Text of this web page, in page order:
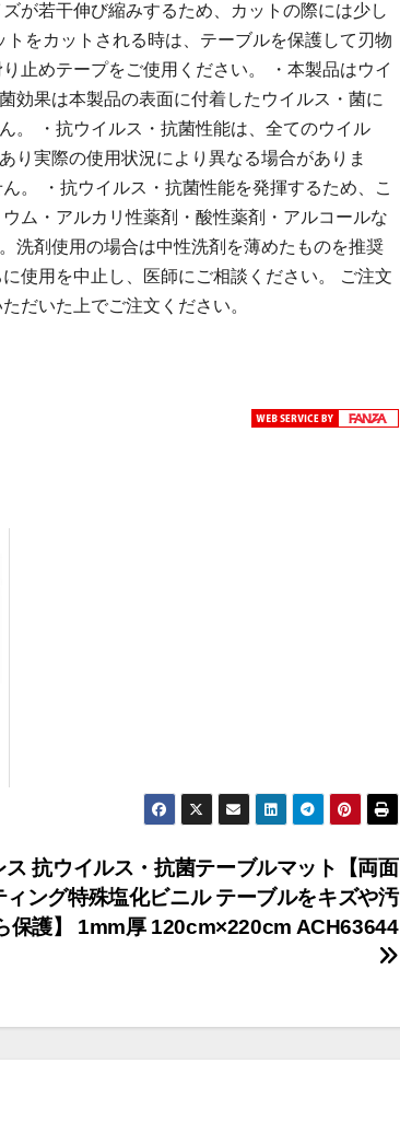
が若干伸び縮みするため、カットの際には少し
をカットされる時は、テーブルを保護して刃物
止めテープをご使用ください。 ・本製品はウイ
効果は本製品の表面に付着したウイルス・菌に
。 ・抗ウイルス・抗菌性能は、全てのウイル
り実際の使用状況により異なる場合がありま
。 ・抗ウイルス・抗菌性能を発揮するため、こ
ム・アルカリ性薬剤・酸性薬剤・アルコールな
洗剤使用の場合は中性洗剤を薄めたものを推奨
使用を中止し、医師にご相談ください。 ご注文
だいた上でご注文ください。
ス 抗ウイルス・抗菌テーブルマット【両面
ィング特殊塩化ビニル テーブルをキズや汚
保護】 1mm厚 120cm×220cm ACH63644